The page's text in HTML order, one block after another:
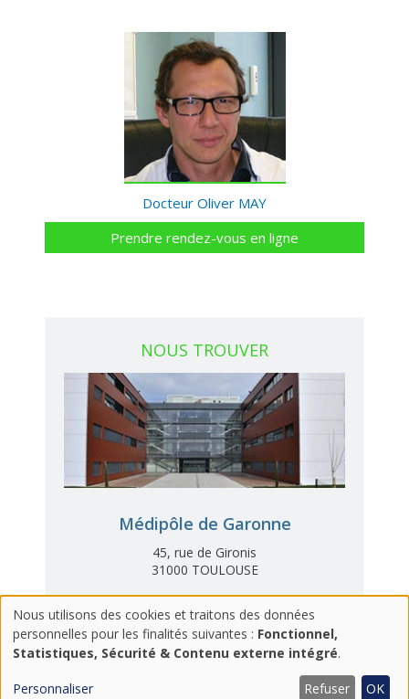
Docteur Oliver MAY
Prendre rendez-vous en ligne
NOUS TROUVER
Médipôle de Garonne
45, rue de Gironis
31000 TOULOUSE
ACCÈS AU CENTRE
UTILISATION
DES
DONNÉES
Nous utilisons des cookies et traitons des données
personnelles pour les finalités suivantes : Fonctionnel,
Statistiques, Sécurité & Contenu externe intégré.
Personnaliser Refuser OK